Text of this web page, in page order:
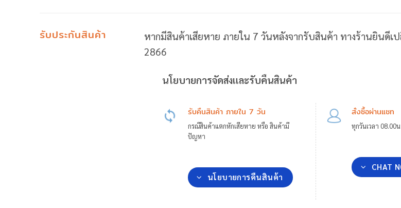
รับประกันสินค้า
หากมีสินค้าเสียหาย ภายใน 7 วันหลังจากรับสินค้า ทางร้านยินดี
2866
นโยบายการจัดส่งและรับคืนสินค้า
รับคืนสินค้า ภายใน 7 วัน
กรณีสินค้าแตกหักเสียหาย หรือ สินค้ามี
ปัญหา
นโยบายการคืนสินค้า
สั่งซื้อผ่านแชท
ทุกวันเวลา 08.00
CHAT